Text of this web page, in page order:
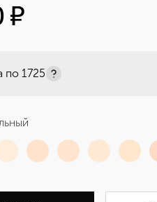
¤
по 1725